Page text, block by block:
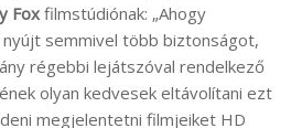
Foxfilmstúdiónak: „Ahogy
nyújt semmivel több biztonságot,
régebbi lejátszóval rendelkező
olyan kedvesek eltávolítani ezt
megjelentetni filmjeiket HD